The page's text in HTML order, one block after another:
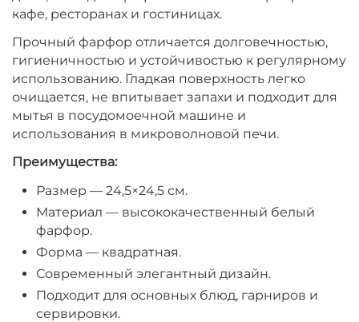
кафе, ресторанах и гостиницах.
Прочный фарфор отличается долговечностью,
гигиеничностью и устойчивостью к регулярному
использованию. Гладкая поверхность легко
очищается, не впитывает запахи и подходит для
мытья в посудомоечной машине и
использования в микроволновой печи.
Преимущества:
Размер — 24,5×24,5 см.
Материал — высококачественный белый
фарфор.
Форма — квадратная.
Современный элегантный дизайн.
Подходит для основных блюд, гарниров и
сервировки.